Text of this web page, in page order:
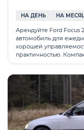
НА ДЕНЬ НА
Арендуйте Ford Focus
автомобиль для
хорошей
практичностью.